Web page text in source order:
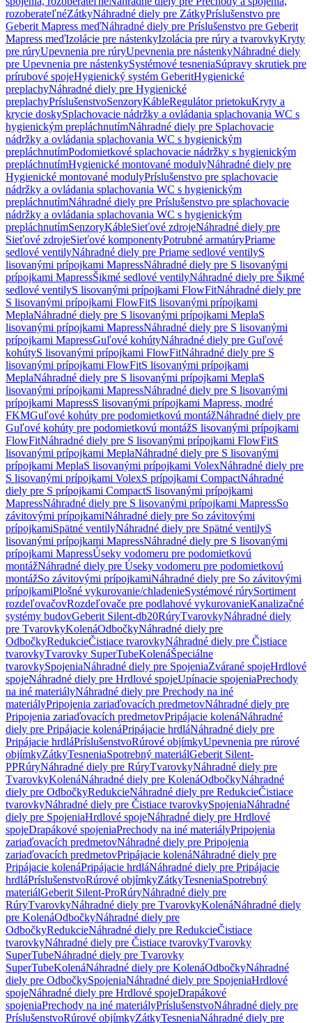
rozoberateľnéZátkyNáhradné diely pre ZátkyPríslušenstvo pre
Geberit Mapress meďNáhradné diely pre Príslušenstvo pre Geberit
Mapress meďIzolácie pre nástenkyIzolácia pre rúry a tvarovkyKryty
pre rúryUpevnenia pre rúryUpevnenia pre nástenkyNáhradné diely
pre Upevnenia pre nástenkySystémové tesneniaSúpravy skrutiek pre
prírubové spojeHygienický systém GeberitHygienické
preplachyNáhradné diely pre Hygienické
preplachyPríslušenstvoSenzoryKábleRegulátor prietokuKryty a
krycie doskySplachovacie nádržky a ovládania splachovania WC s
hygienickým prepláchnutímNáhradné diely pre Splachovacie
nádržky a ovládania splachovania WC s hygienickým
prepláchnutímPodomietkové splachovacie nádržky s hygienickým
prepláchnutímHygienické montované modulyNáhradné diely pre
Hygienické montované modulyPríslušenstvo pre splachovacie
nádržky a ovládania splachovania WC s hygienickým
prepláchnutímNáhradné diely pre Príslušenstvo pre splachovacie
nádržky a ovládania splachovania WC s hygienickým
prepláchnutímSenzoryKábleSieťové zdrojeNáhradné diely pre
Sieťové zdrojeSieťové komponentyPotrubné armatúryPriame
sedlové ventilyNáhradné diely pre Priame sedlové ventilyS
lisovanými prípojkami MapressNáhradné diely pre S lisovanými
prípojkami MapressŠikmé sedlové ventilyNáhradné diely pre Šikmé
sedlové ventilyS lisovanými prípojkami FlowFitNáhradné diely pre
S lisovanými prípojkami FlowFitS lisovanými prípojkami
MeplaNáhradné diely pre S lisovanými prípojkami MeplaS
lisovanými prípojkami MapressNáhradné diely pre S lisovanými
prípojkami MapressGuľové kohútyNáhradné diely pre Guľové
kohútyS lisovanými prípojkami FlowFitNáhradné diely pre S
lisovanými prípojkami FlowFitS lisovanými prípojkami
MeplaNáhradné diely pre S lisovanými prípojkami MeplaS
lisovanými prípojkami MapressNáhradné diely pre S lisovanými
prípojkami MapressS lisovanými prípojkami Mapress, modré
FKMGuľové kohúty pre podomietkovú montážNáhradné diely pre
Guľové kohúty pre podomietkovú montážS lisovanými prípojkami
FlowFitNáhradné diely pre S lisovanými prípojkami FlowFitS
lisovanými prípojkami MeplaNáhradné diely pre S lisovanými
prípojkami MeplaS lisovanými prípojkami VolexNáhradné diely pre
S lisovanými prípojkami VolexS prípojkami CompactNáhradné
diely pre S prípojkami CompactS lisovanými prípojkami
MapressNáhradné diely pre S lisovanými prípojkami MapressSo
závitovými prípojkamiNáhradné diely pre So závitovými
prípojkamiSpätné ventilyNáhradné diely pre Spätné ventilyS
lisovanými prípojkami MapressNáhradné diely pre S lisovanými
prípojkami MapressÚseky vodomeru pre podomietkovú
montážNáhradné diely pre Úseky vodomeru pre podomietkovú
montážSo závitovými prípojkamiNáhradné diely pre So závitovými
prípojkamiPlošné vykurovanie/chladenieSystémové rúrySortiment
rozdeľovačovRozdeľovače pre podlahové vykurovanieKanalizačné
systémy budovGeberit Silent-db20RúryTvarovkyNáhradné diely
pre TvarovkyKolenáOdbočkyNáhradné diely pre
OdbočkyRedukcieČistiace tvarovkyNáhradné diely pre Čistiace
tvarovkyTvarovky SuperTubeKolenáŠpeciálne
tvarovkySpojeniaNáhradné diely pre SpojeniaZvárané spojeHrdlové
spojeNáhradné diely pre Hrdlové spojeUpínacie spojeniaPrechody
na iné materiályNáhradné diely pre Prechody na iné
materiályPripojenia zariaďovacích predmetovNáhradné diely pre
Pripojenia zariaďovacích predmetovPripájacie kolenáNáhradné
diely pre Pripájacie kolenáPripájacie hrdláNáhradné diely pre
Pripájacie hrdláPríslušenstvoRúrové objímkyUpevnenia pre rúrové
objímkyZátkyTesneniaSpotrebný materiálGeberit Silent-
PPRúryNáhradné diely pre RúryTvarovkyNáhradné diely pre
TvarovkyKolenáNáhradné diely pre KolenáOdbočkyNáhradné
diely pre OdbočkyRedukcieNáhradné diely pre RedukcieČistiace
tvarovkyNáhradné diely pre Čistiace tvarovkySpojeniaNáhradné
diely pre SpojeniaHrdlové spojeNáhradné diely pre Hrdlové
spojeDrapákové spojeniaPrechody na iné materiályPripojenia
zariaďovacích predmetovNáhradné diely pre Pripojenia
zariaďovacích predmetovPripájacie kolenáNáhradné diely pre
Pripájacie kolenáPripájacie hrdláNáhradné diely pre Pripájacie
hrdláPríslušenstvoRúrové objímkyZátkyTesneniaSpotrebný
materiálGeberit Silent-ProRúryNáhradné diely pre
RúryTvarovkyNáhradné diely pre TvarovkyKolenáNáhradné diely
pre KolenáOdbočkyNáhradné diely pre
OdbočkyRedukcieNáhradné diely pre RedukcieČistiace
tvarovkyNáhradné diely pre Čistiace tvarovkyTvarovky
SuperTubeNáhradné diely pre Tvarovky
SuperTubeKolenáNáhradné diely pre KolenáOdbočkyNáhradné
diely pre OdbočkySpojeniaNáhradné diely pre SpojeniaHrdlové
spojeNáhradné diely pre Hrdlové spojeDrapákové
spojeniaPrechody na iné materiályPríslušenstvoNáhradné diely pre
PríslušenstvoRúrové objímkyZátkyTesneniaNáhradné diely pre